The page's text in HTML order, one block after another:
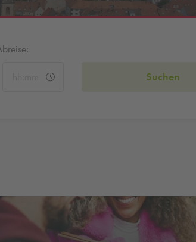
Suchen